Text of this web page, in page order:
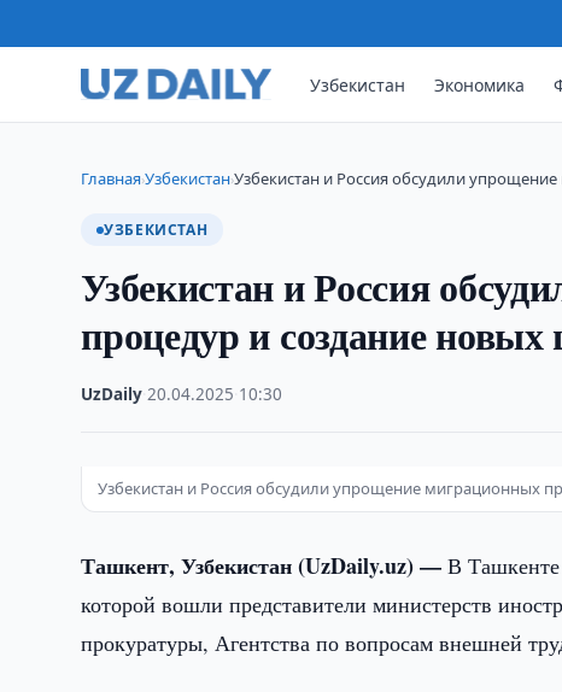
Узбекистан Экономика
Главная›Узбекистан›Узбекистан и Россия обсудили
УЗБЕКИСТАН
Узбекистан и Россия
процедур и создание
UzDaily ·20.04.2025 10:30
Узбекистан и Россия обсудили упрощение миграционных
Ташкент, Узбекистан (UzDaily.uz) —В Ташкенте
которой вошли представители министерств
прокуратуры, Агентства по вопросам внешней